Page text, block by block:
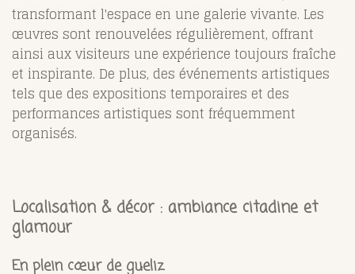
transformant l'espace en une galerie vivante. Les
œuvres sont renouvelées régulièrement, offrant
ainsi aux visiteurs une expérience toujours fraîche
et inspirante. De plus, des événements artistiques
tels que des expositions temporaires et des
performances artistiques sont fréquemment
organisés.
Localisation & décor : ambiance citadine et
glamour
En plein cœur de gueliz